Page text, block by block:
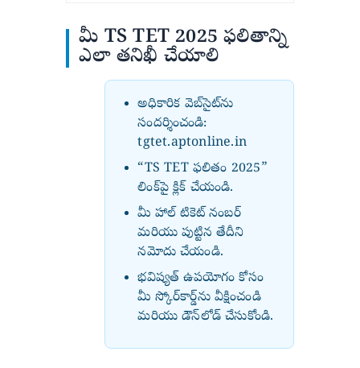
మీ TS TET 2025 ఫలితాన్ని
ఎలా తనిఖీ చేయాలి
అధికారిక వెబ్‌సైట్‌ను
సందర్శించండి:
tgtet.aptonline.in
“TS TET ఫలితం 2025”
లింక్‌పై క్లిక్ చేయండి.
మీ హాల్ టికెట్ నంబర్
మరియు పుట్టిన తేదీని
నమోదు చేయండి.
భవిష్యత్ ఉపయోగం కోసం
మీ స్కోర్‌కార్డ్‌ను వీక్షించండి
మరియు డౌన్‌లోడ్ చేసుకోండి.